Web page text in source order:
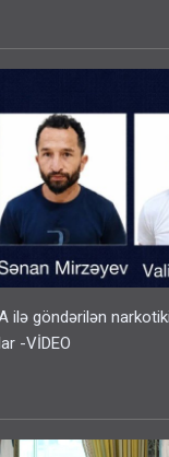
ilə göndərilən
-VİDEO